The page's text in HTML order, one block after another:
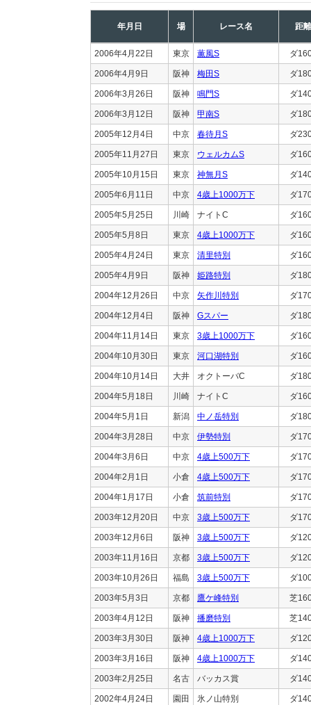
年月日 場 レース名 距離
2006年4月22日 東京 薫風S ダ
2006年4月9日 阪神 梅田S ダ
2006年3月26日 阪神 鳴門S ダ
2006年3月12日 阪神 甲南S ダ
2005年12月4日 中京 春待月S ダ
2005年11月27日 東京 ウェルカムS ダ
2005年10月15日 東京 神無月S ダ
2005年6月11日 中京 4歳上1000万下 ダ
2005年5月25日 川崎 ナイトC ダ
2005年5月8日 東京 4歳上1000万下 ダ
2005年4月24日 東京 清里特別 ダ
2005年4月9日 阪神 姫路特別 ダ
2004年12月26日 中京 矢作川特別 ダ
2004年12月4日 阪神 Gスパー ダ
2004年11月14日 東京 3歳上1000万下 ダ
2004年10月30日 東京 河口湖特別 ダ
2004年10月14日 大井 オクトーバC ダ
2004年5月18日 川崎 ナイトC ダ
2004年5月1日 新潟 中ノ岳特別 ダ
2004年3月28日 中京 伊勢特別 ダ
2004年3月6日 中京 4歳上500万下 ダ
2004年2月1日 小倉 4歳上500万下 ダ
2004年1月17日 小倉 筑前特別 ダ
2003年12月20日 中京 3歳上500万下 ダ
2003年12月6日 阪神 3歳上500万下 ダ
2003年11月16日 京都 3歳上500万下 ダ
2003年10月26日 福島 3歳上500万下 ダ
2003年5月3日 京都 鷹ケ峰特別 芝
2003年4月12日 阪神 播磨特別 芝
2003年3月30日 阪神 4歳上1000万下 ダ
2003年3月16日 阪神 4歳上1000万下 ダ
2003年2月25日 名古 バッカス賞 ダ
2002年4月24日 園田 氷ノ山特別 ダ